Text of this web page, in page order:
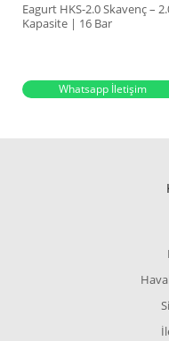
Eagurt HKS-2.0 Skavenç –
Kapasite | 16 Bar
Whatsapp İletişim